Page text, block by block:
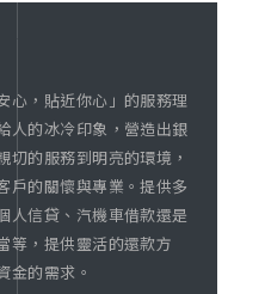
心，貼近你心」的服務理
人的冰冷印象，營造出銀
切的服務到明亮的環境，
戶的關懷與專業。提供多
人信貸、汽機車借款還是
等，提供靈活的還款方
金的需求。